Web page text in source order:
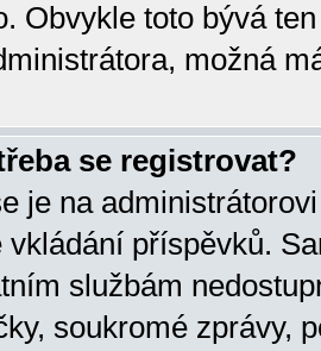
Obvykle toto bývá
možná
se registrovat?
je na
vkládání příspěvků.
službám
soukromé zprávy,